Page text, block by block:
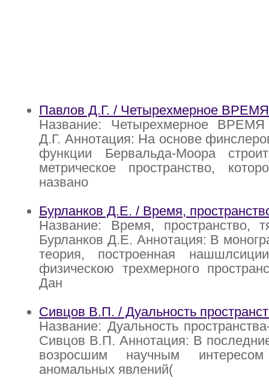
Павлов Д.Г. / Четырехмерное ВРЕМЯ
Название: Четырехмерное
Д.Г. Аннотация: На основе
функции Бервальда-Моора
метрическое пространство,
названо
Бурланков Д.Е. / Время,
Название: Время, пространство,
Бурланков Д.Е. Аннотация: В
теория, построенная
физическою трехмерного
Дан
Сивцов В.П. / Дуальность
Название: Дуальность
Сивцов В.П. Аннотация: В
возросшим научным
аномальных явлений(